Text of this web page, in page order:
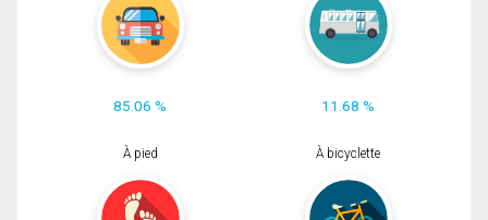
85.06 % 11.68 %
À pied À bicyclette